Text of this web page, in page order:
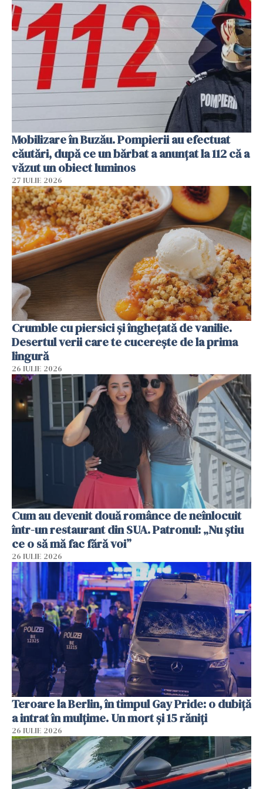
Mobilizare în Buzău. Pompierii au efectuat
căutări, după ce un bărbat a anunțat la 112 că a
văzut un obiect luminos
27 IULIE 2026
Crumble cu piersici și înghețată de vanilie.
Desertul verii care te cucerește de la prima
lingură
26 IULIE 2026
Cum au devenit două românce de neînlocuit
într-un restaurant din SUA. Patronul: „Nu știu
ce o să mă fac fără voi”
26 IULIE 2026
Teroare la Berlin, în timpul Gay Pride: o dubiță
a intrat în mulțime. Un mort și 15 răniți
26 IULIE 2026